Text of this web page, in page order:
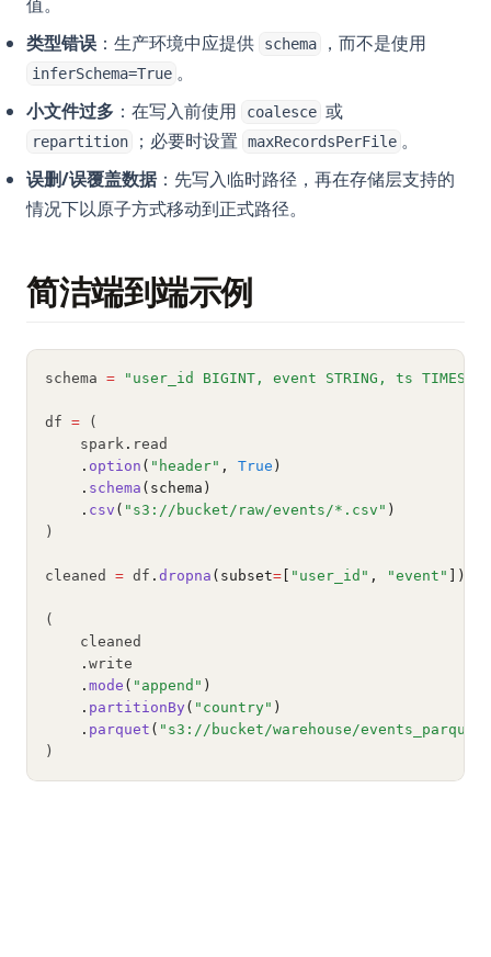
类型错误 ：生产环境中应提供 schema ，而不是使用
inferSchema=True 。
小文件过多 ：在写入前使用 coalesce 或
repartition ；必要时设置 maxRecordsPerFile 。
误删/误覆盖数据：先写入临时路径，再在存储层支持的
情况下以原子方式移动到正式路径。
简洁端到端示例
schema = "user_id BIGINT, event STRING, ts
df = (
    spark
. read
. option ( "header" , True )
. schema (schema)
. csv ( "s3://bucket/raw/events/*.csv" )
)
cleaned = df . dropna (subset= "user_id" , "event" ]).
(
    cleaned
. write
. mode ( "append" )
. partitionBy ( "country" )
. parquet ( "s3://bucket/warehouse/events_parquet"
)